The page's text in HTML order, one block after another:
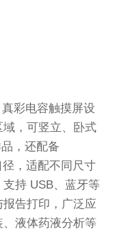
彩电容触摸屏设
，可竖立、卧式
，还配备
，适配不同尺寸
持 USB、蓝牙等
告打印，广泛应
液体药液分析等